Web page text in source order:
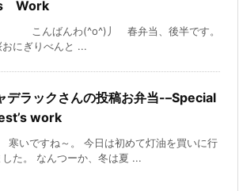
Work
ばんわ(^o^)丿 春弁当、後半です。
おにぎりべんと ...
デラックさんの投稿お弁当-–Special
work
ですね～。 今日は初めて灯油を買いに行
した。 なんつーか、冬は夏 ...